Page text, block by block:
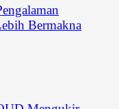
Bermakna